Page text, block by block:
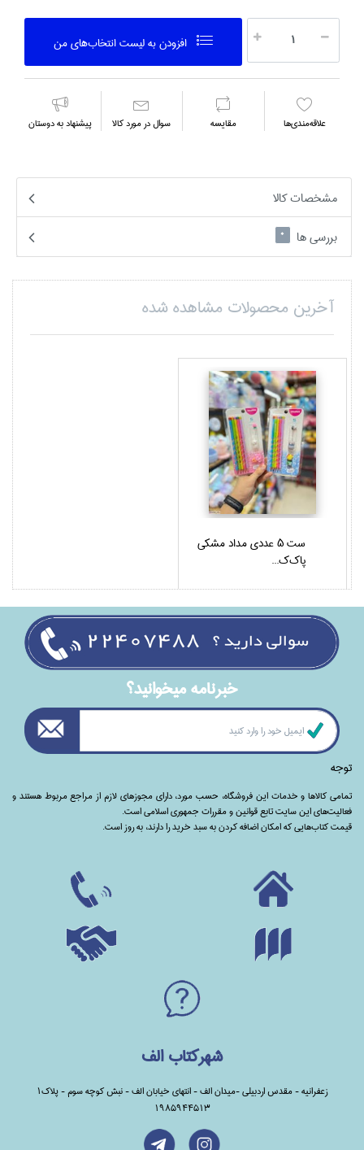
افزودن به ليست انتخاب‌هاي من
علاقه‌مندي‌ها مقايسه سوال در مورد كالا پیشنهاد به دوستان
مشخصات کالا
بررسی ها
0
آخرین محصولات مشاهده شده
ست 5 عددي مداد مشكي
پاك‌ك...
خبرنامه ميخوانيد؟
توجه
تمامی‌ کالاها و خدمات این فروشگاه، حسب مورد،‌ دارای مجوزهای لازم از مراجع مربوط هستند ‌و‌‌
فعالیت‌های این سایت تابع قوانین و مقررات جمهوری اسلامی است.
قیمت کتاب‌هایی که امکان اضافه کردن به سبد خرید را دارند،‌ به روز است.
شهرکتاب الف
زعفرانیه - مقدس اردبیلی -میدان الف - انتهای خیابان الف - نبش کوچه سوم - پلاک1
1985944513